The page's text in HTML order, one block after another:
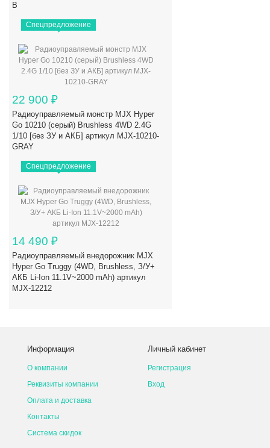
B
Спецпредложение
22 900 ₽
Радиоуправляемый монстр MJX Hyper
Go 10210 (серый) Brushless 4WD 2.4G
1/10 [без ЗУ и АКБ] артикул MJX-10210-
GRAY
Спецпредложение
14 490 ₽
Радиоуправляемый внедорожник MJX
Hyper Go Truggy (4WD, Brushless, З/У+
АКБ Li-Ion 11.1V~2000 mAh) артикул
MJX-12212
Информация
О компании
Реквизиты компании
Оплата и доставка
Контакты
Система скидок
Личный кабинет
Регистрация
Вход